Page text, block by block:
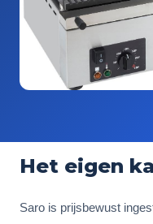
Het eigen
Saro is prijsbewust